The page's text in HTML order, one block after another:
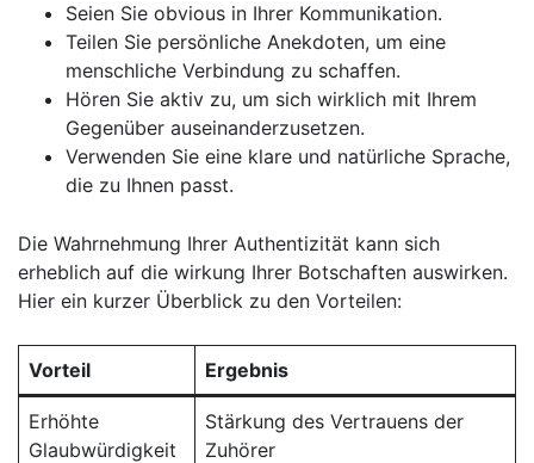
Seien Sie obvious in Ihrer Kommunikation.
Teilen⁢ Sie⁤ persönliche Anekdoten, um eine
menschliche Verbindung zu ⁤schaffen.
Hören Sie aktiv zu, um sich wirklich mit Ihrem
Gegenüber‍ auseinanderzusetzen.
Verwenden Sie eine klare ‍und natürliche Sprache,
die zu‍ Ihnen passt.
Die Wahrnehmung Ihrer ​Authentizität⁣ kann ​sich
erheblich auf die wirkung Ihrer ​Botschaften auswirken.
Hier ein kurzer Überblick zu den Vorteilen:
Vorteil Ergebnis
Erhöhte⁤
Glaubwürdigkeit
Stärkung des Vertrauens ⁣der​
Zuhörer